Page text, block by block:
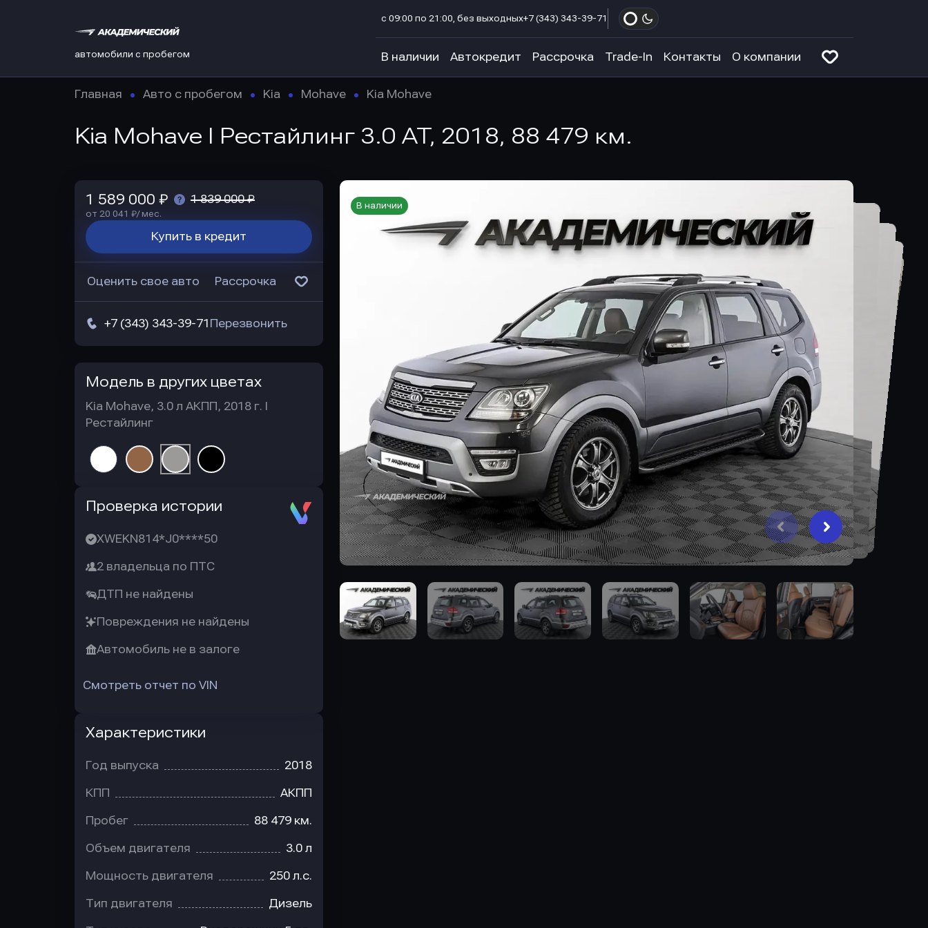
автомобили с пробегом
с 09:00 по 21:00, без выходных+7 (343) 343-39-71
В наличии Автокредит Рассрочка Trade-In Контакты О компании
Главная Авто с пробегом Kia Mohave Kia Mohave
Kia Mohave I Рестайлинг 3.0 AT, 2018, 88 479 км.
В наличии
1 589 000 ₽ 1 839 000 ₽
от 20 041 ₽/ мес.
Купить в кредит
Оценить свое авто Рассрочка
+7 (343) 343-39-71 Перезвонить
Модель в других цветах
Kia Mohave, 3.0 л АКПП, 2018 г. I
Рестайлинг
Проверка истории
XWEKN814*J0****50
2 владельца по ПТС
ДТП не найдены
Повреждения не найдены
Автомобиль не в залоге
Смотреть отчет по VIN
Характеристики
Год выпуска 2018
КПП АКПП
Пробег 88 479 км.
Объем двигателя 3.0 л
Мощность двигателя 250 л.с.
Тип двигателя Дизель